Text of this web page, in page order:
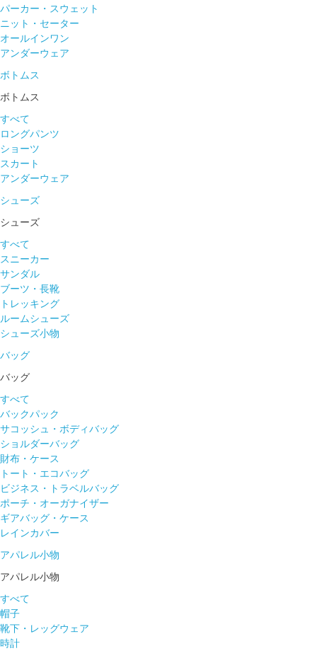
パーカー・スウェット
ニット・セーター
オールインワン
アンダーウェア
ボトムス
ボトムス
すべて
ロングパンツ
ショーツ
スカート
アンダーウェア
シューズ
シューズ
すべて
スニーカー
サンダル
ブーツ・長靴
トレッキング
ルームシューズ
シューズ小物
バッグ
バッグ
すべて
バックパック
サコッシュ・ボディバッグ
ショルダーバッグ
財布・ケース
トート・エコバッグ
ビジネス・トラベルバッグ
ポーチ・オーガナイザー
ギアバッグ・ケース
レインカバー
アパレル小物
アパレル小物
すべて
帽子
靴下・レッグウェア
時計